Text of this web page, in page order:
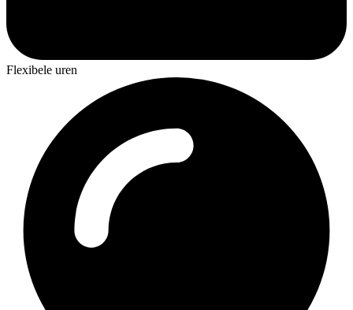
Flexibele uren